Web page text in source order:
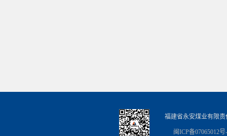
福建省永安煤业有限责
闽ICP备07065012号